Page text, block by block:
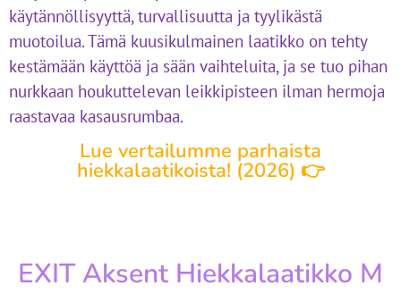
käytännöllisyyttä, turvallisuutta ja tyylikästä
muotoilua. Tämä kuusikulmainen laatikko on tehty
kestämään käyttöä ja sään vaihteluita, ja se tuo pihan
nurkkaan houkuttelevan leikkipisteen ilman hermoja
raastavaa kasausrumbaa.
Lue vertailumme parhaista
hiekkalaatikoista! (2026) 👉
EXIT Aksent Hiekkalaatikko M